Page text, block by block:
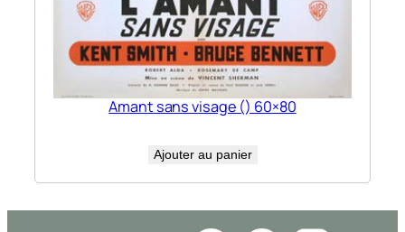
Amant sans visage () 60×80
Ajouter au panier